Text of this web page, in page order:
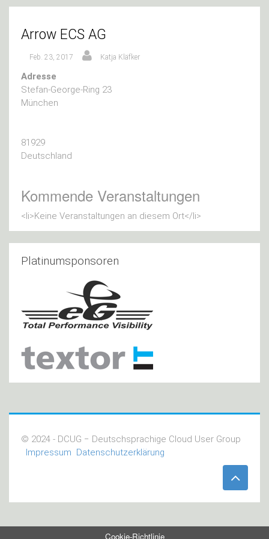
Arrow ECS AG
Feb. 23, 2017 Katja Kläfker
Adresse
Stefan-George-Ring 23
München
81929
Deutschland
Kommende Veranstaltungen
<li>Keine Veranstaltungen an diesem Ort</li>
Platinumsponsoren
© 2024 - DCUG − Deutschsprachige Cloud User Group
Impressum Datenschutzerklärung
Cookie-Richtlinie